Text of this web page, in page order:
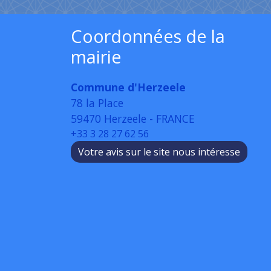
Coordonnées de la
mairie
Commune d'Herzeele
78 la Place
59470 Herzeele - FRANCE
+33 3 28 27 62 56
Votre avis sur le site nous intéresse